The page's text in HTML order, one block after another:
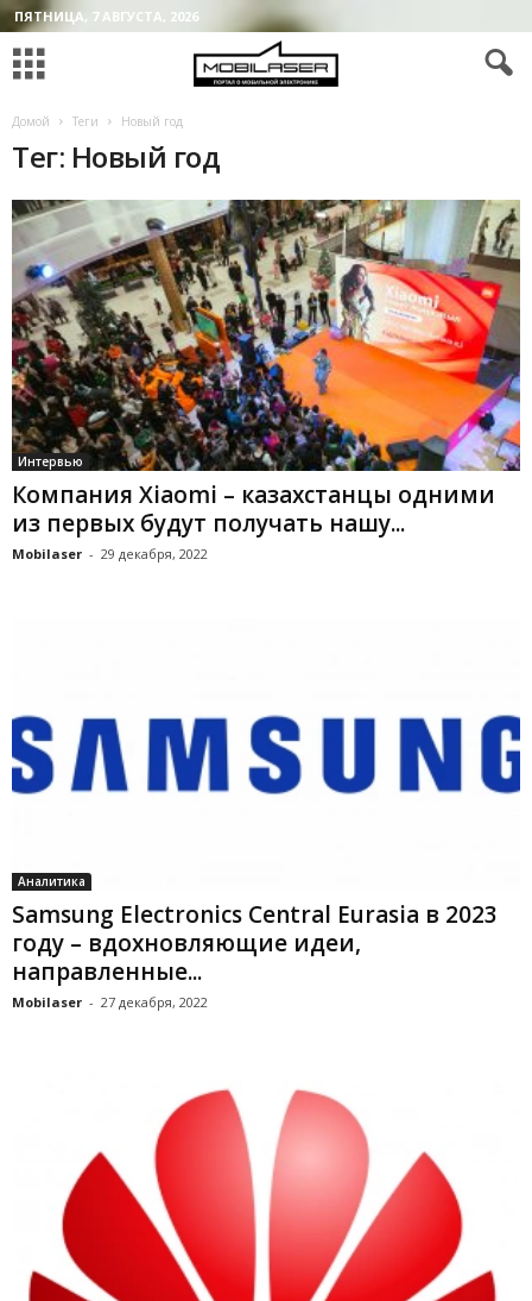
ПЯТНИЦА, 7 АВГУСТА, 2026
Домой Теги Новый год
Тег: Новый год
Интервью
Компания Xiaomi – казахстанцы одними
из первых будут получать нашу...
Mobilaser - 29 декабря, 2022
Аналитика
Samsung Electronics Central Eurasia в 2023
году – вдохновляющие идеи,
направленные...
Mobilaser - 27 декабря, 2022